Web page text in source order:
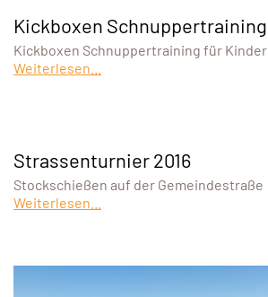
Kickboxen Schnuppertraining
Kickboxen Schnuppertraining für Kinder
Weiterlesen...
Strassenturnier 2016
Stockschießen auf der Gemeindestraße
Weiterlesen...